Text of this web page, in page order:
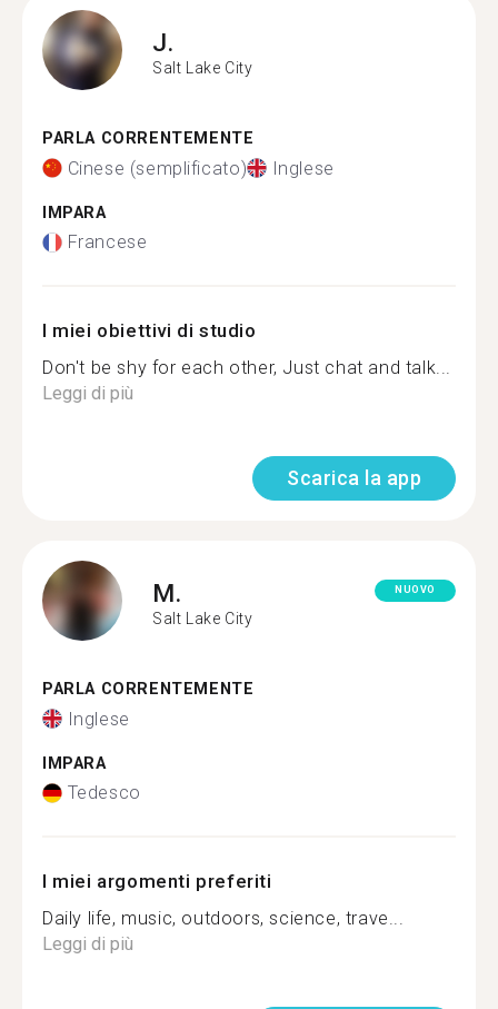
J.
Salt Lake City
PARLA CORRENTEMENTE
Cinese (semplificato) Inglese
IMPARA
Francese
I miei obiettivi di studio
Don't be shy for each other, Just chat and talk...
Leggi di più
Scarica la app
M.
Salt Lake City
NUOVO
PARLA CORRENTEMENTE
Inglese
IMPARA
Tedesco
I miei argomenti preferiti
Daily life, music, outdoors, science, trave...
Leggi di più